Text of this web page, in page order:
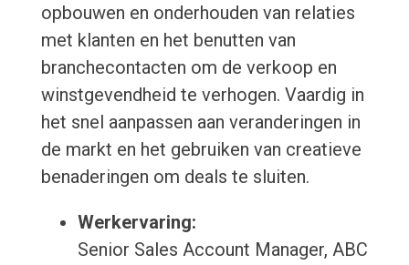
opbouwen en onderhouden van relaties
met klanten en het benutten van
branchecontacten om de verkoop en
winstgevendheid te verhogen. Vaardig in
het snel aanpassen aan veranderingen in
de markt en het gebruiken van creatieve
benaderingen om deals te sluiten.
Werkervaring:
Senior Sales Account Manager, ABC